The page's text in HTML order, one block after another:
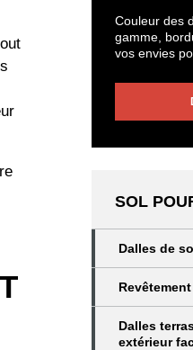
Couleur des
gamme,
vos envies
SOL
Dalles de
Dalles
extérieur